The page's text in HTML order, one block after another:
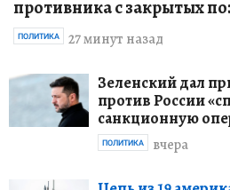
противника с закрытых
27 минут назад
ПОЛИТИКА
Зеленский дал
против России
санкционную
вчера
ПОЛИТИКА